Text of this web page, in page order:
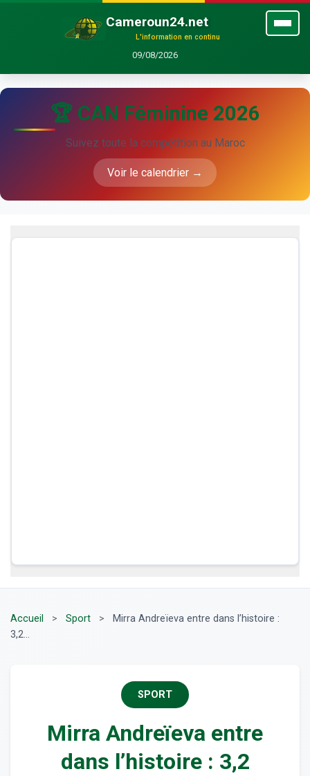
Cameroun24.net
L'information en continu
09/08/2026
🏆 CAN Féminine 2026
Suivez toute la compétition au Maroc
Voir le calendrier →
Accueil > Sport >
Mirra Andreïeva entre dans l’histoire :
3,2...
SPORT
Mirra Andreïeva entre
dans l’histoire : 3,2